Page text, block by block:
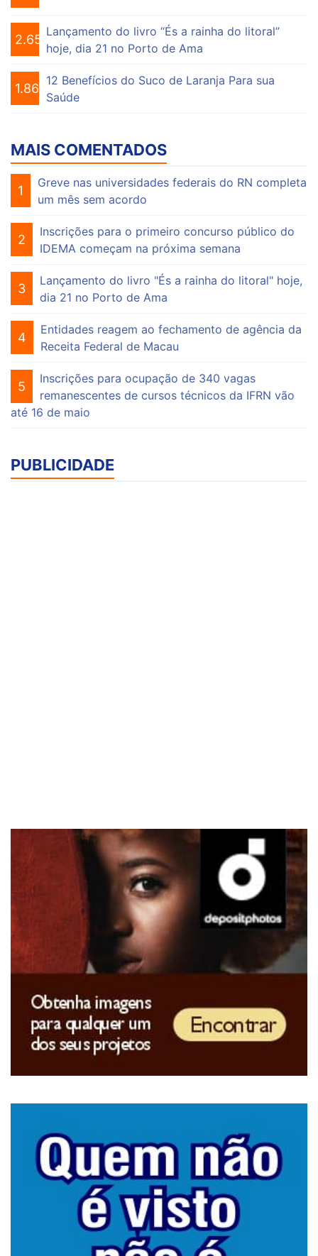
2.656
Lançamento do livro “És a rainha do litoral”
hoje, dia 21 no Porto de Ama
1.864
12 Benefícios do Suco de Laranja Para sua
Saúde
MAIS COMENTADOS
1
Greve nas universidades federais do RN completa
um mês sem acordo
2
Inscrições para o primeiro concurso público do
IDEMA começam na próxima semana
3
Lançamento do livro "És a rainha do litoral" hoje,
dia 21 no Porto de Ama
4
Entidades reagem ao fechamento de agência da
Receita Federal de Macau
5
Inscrições para ocupação de 340 vagas
remanescentes de cursos técnicos da IFRN vão
até 16 de maio
PUBLICIDADE